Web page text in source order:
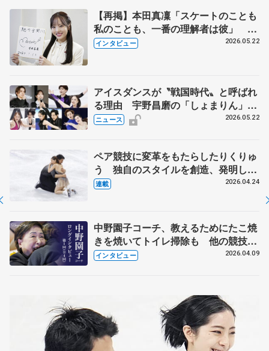
【再掲】本田真凜「スケートのことも
私のことも、一番の理解者は彼」 引
退時の単独インタビューで語った競技
インタビュー 2026.05.22
アイスダンスが〝戦国時代〟と呼ばれ
る理由 宇野昌磨の「しょまりん」ら
実力者が相次いで参戦 国内の競争激
ニュース 2026.05.22
ペア競技に変革をもたらしたりくりゅ
う 独自のスタイルを創造、発明した
【引退発表後②】
連載 2026.04.24
中野園子コーチ、教えるためにたこ焼
きを焼いてトイレ掃除も 他の競技に
も通用するという坂本花織の筋肉
インタビュー 2026.04.09